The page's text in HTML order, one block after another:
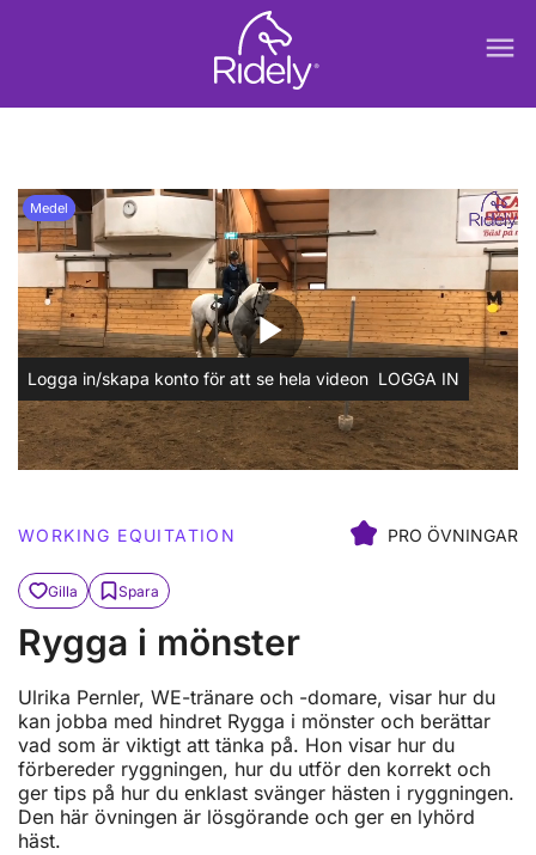
menu
play_arrow
Medel
Logga in/skapa konto för att se hela videon LOGGA IN
WORKING EQUITATION PRO ÖVNINGAR
Gilla Spara
Rygga i mönster
Ulrika Pernler, WE-tränare och -domare, visar hur du
kan jobba med hindret Rygga i mönster och berättar
vad som är viktigt att tänka på. Hon visar hur du
förbereder ryggningen, hur du utför den korrekt och
ger tips på hur du enklast svänger hästen i ryggningen.
Den här övningen är lösgörande och ger en lyhörd
häst.